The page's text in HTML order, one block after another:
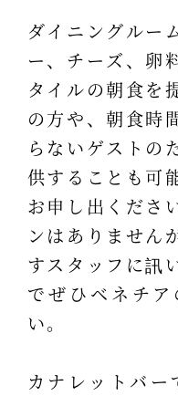
ダイニングルー
ー、チーズ、卵
タイルの朝食を
の方や、朝食時
らないゲストの
供することも可
お申し出くださ
ンはありません
すスタッフに訊
でぜひベネチ
い。
カナレットバ